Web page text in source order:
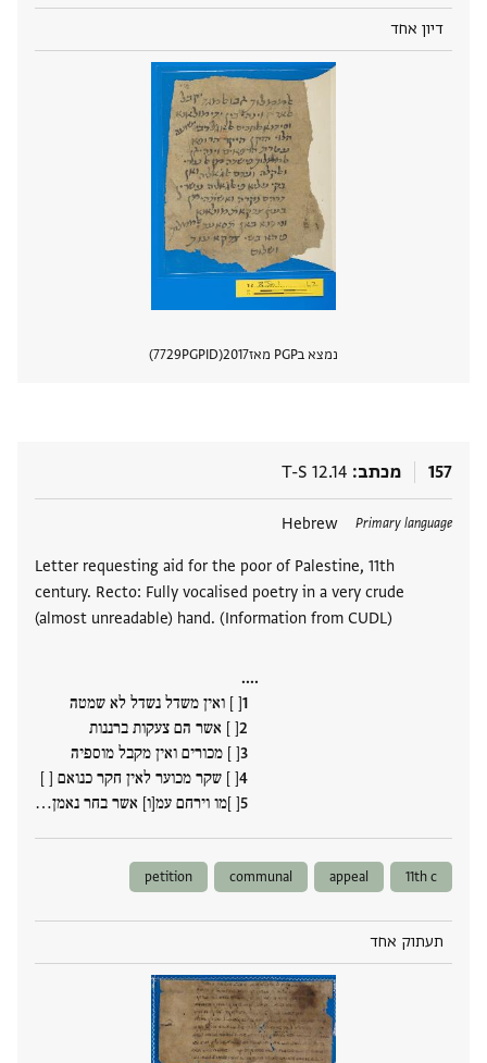
דיון אחד
נמצא בPGP מאז 2017
PGPID
7729
157 מכתב T-S 12.14
Primary language
Hebrew
Letter requesting aid for the poor of Palestine, 11th
century. Recto: Fully vocalised poetry in a very crude
(almost unreadable) hand. (Information from CUDL)
....
[ ] ואין משדל נשדל לא שמטה
[ ] אשר הם צעקות ברננות
[ ] מכורים ואין מקבל מוספיה
[ ] שקר מכוער לאין חקר כנואם [ ]
[ ]מו וירחם עמ[ו] אשר בחר נאמן‮…
תגים
11th c
appeal
communal
petition
תעתוק אחד